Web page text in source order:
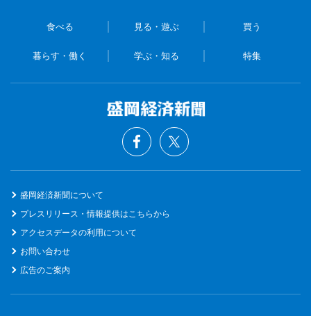
食べる 見る・遊ぶ 買う
暮らす・働く 学ぶ・知る 特集
盛岡経済新聞について
プレスリリース・情報提供はこちらから
アクセスデータの利用について
お問い合わせ
広告のご案内